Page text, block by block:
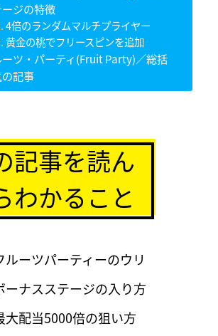
ジの特徴
4倍のランダムマルチプライヤー
黄金の桃でフリースピンを追加
ーツ・パーティ(Fruit Party)／総括
の記事
記事を読ん
わかること
ルーツパーティーのウリ
ーナスステージの入り方
大配当5000倍の狙い方